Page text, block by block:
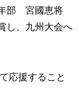
年部 宮國恵将
し、九州大会へ
応援すること